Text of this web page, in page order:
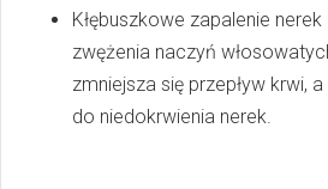
Kłębuszkowe zapalenie
zwężenia naczyń
zmniejsza się przepływ krwi,
do niedokrwienia nerek.